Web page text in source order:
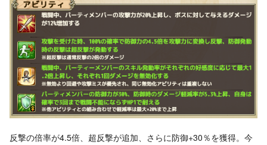
反撃の倍率が4.5倍、超反撃が追加、さらに防御+30％を獲得。今